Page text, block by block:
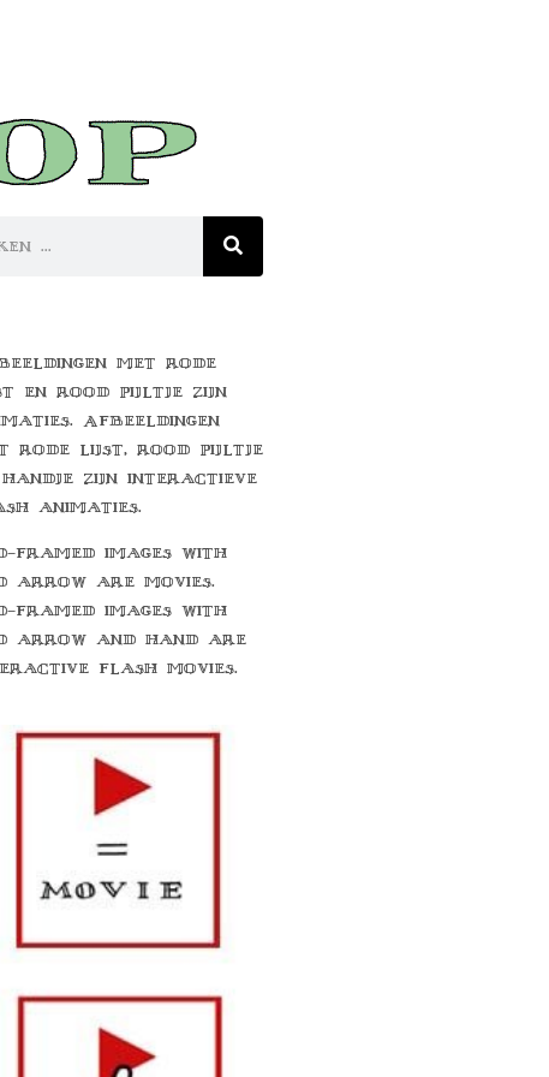
met rode
en rood pijltje zijn
Afbeeldingen
rode lijst, rood pijltje
handje zijn interactieve
animaties.
framed images with
arrow are movies.
framed images with
arrow and hand are
flash movies.